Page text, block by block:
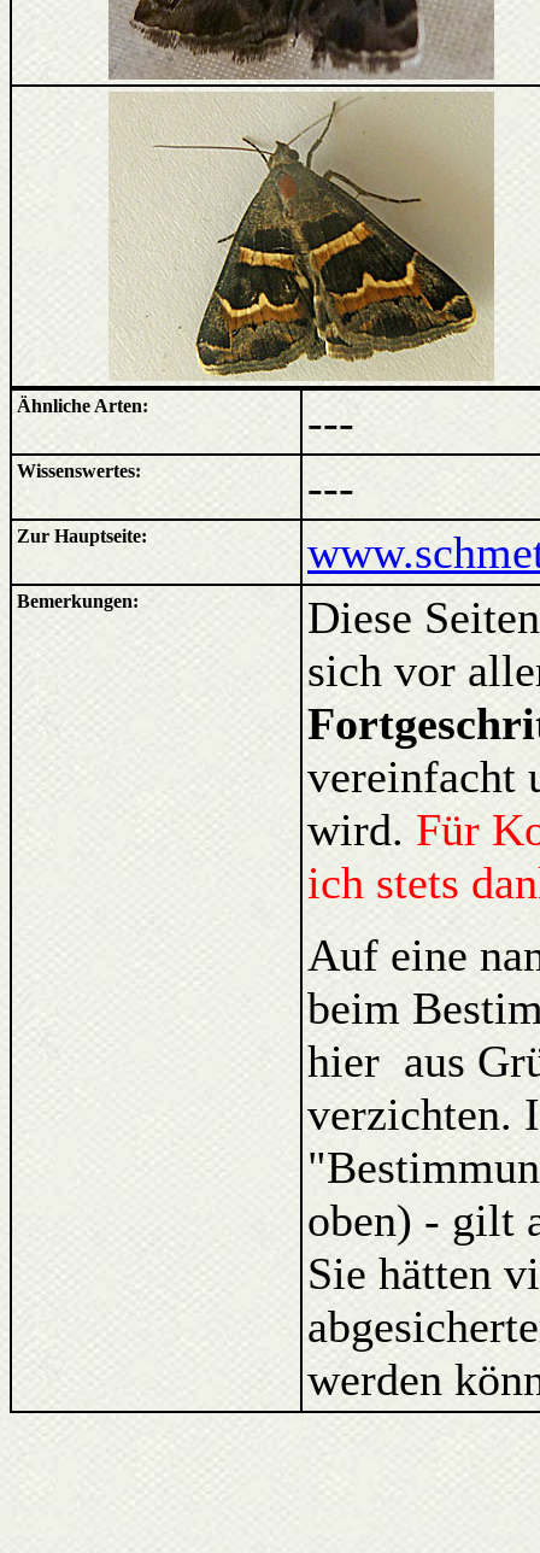
Ähnliche Arten: ---
Wissenswertes: ---
Zur Hauptseite:
Bemerkungen:
Diese
sich vor
vereinfacht
wird. Für
ich stets
Auf eine
beim
hier aus
verzichten.
oben) - gilt
Sie hätten
werden